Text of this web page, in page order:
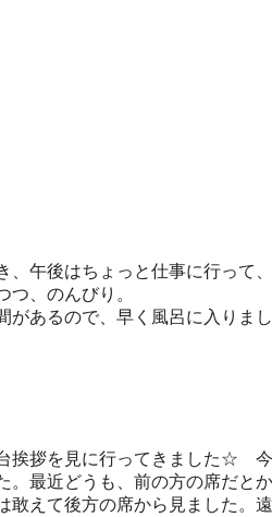
、午後はちょっと仕事に行って
つ、のんびり。
があるので、早く風呂に入りまし
挨拶を見に行ってきました☆
。最近どうも、前の方の席だと
敢えて後方の席から見ました。